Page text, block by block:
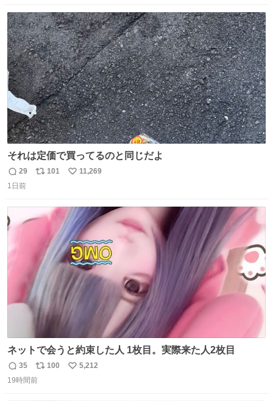
ト
数
数
それは定価で買ってるのと同じだよ
返
信
29
リ
ト
101
い
数
11,269
1日前
ネットで会うと約束した人 1枚目。実際来た人2枚目
返
信
35
リ
ポ
100
い
5,212
19時間前